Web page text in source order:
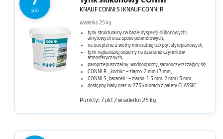
pkt KNAUF CONNI S I KNAUF CONNI R
wiaderko 25 kg
tynk strukturalny na bazie dyspersji silikonowych i
akrylowych oraz spoiw polimerowych,
na ocieplenie z wełny mineralnej lub płyt styropianowych,
tynk najbardziej odporny na działanie czynników
atmosferycznych,
paroprzepuszczalny, wodoodporny, samooczyszczający się,
CONNI R „ kornik” – ziarno: 2 mm i 3 mm,
CONNI S „baranek” – ziarno: 1,5 mm, 2 mm i 3 mm,
dostępny biały oraz w 275 kolorach z palety CLASSIC.
Punkty: 7 pkt / wiaderko 25 kg